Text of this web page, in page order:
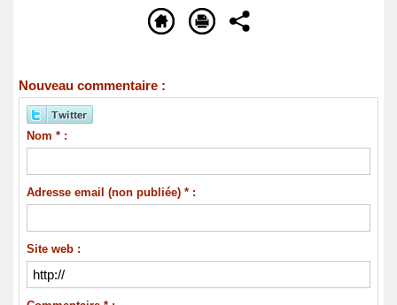
Nouveau commentaire :
Nom * :
Adresse email (non publiée) * :
Site web :